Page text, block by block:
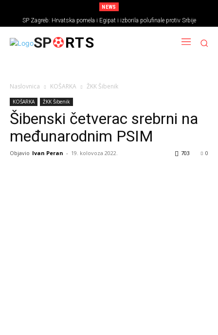
NEWS
SP Zagreb: Hrvatska pomela i Egipat i izborila polufinale protiv Srbije
SP RTS
Naslovnica KOŠARKA ŽKK Šibenik
KOŠARKA ŽKK Šibenik
Šibenski četverac srebrni na
međunarodnim PSIM
Objavio Ivan Peran - 19. kolovoza 2022. 0
703